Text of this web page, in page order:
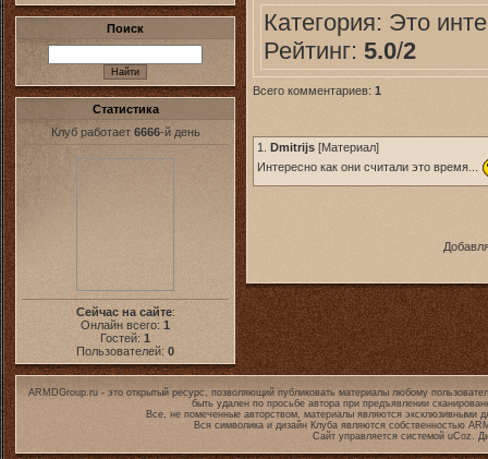
Поиск
Статистика
Клуб работает 6666-й день
Сейчас на сайте:
Онлайн всего: 1
Гостей: 1
Пользователей: 0
Категория: Это
Рейтинг: 5.0/2
Всего комментариев: 1
1. Dmitrijs [Материал]
Интересно как они считали это время...
ARMDGroup.ru - это открытый ресурс, позволяющий публиковать материалы любому
быть удален по просьбе автора при предъявлении
Все, не помеченные авторством, материалы являются эксклюзивными
Вся символика и дизайн Клуба являются собственностью
Сайт управляется системой uCoz.